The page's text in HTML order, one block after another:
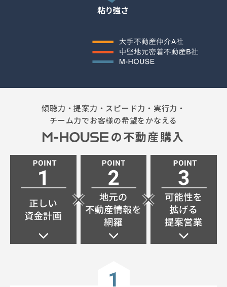
傾聴力・提案力・スピード力・実行力・
チーム力でお客様の希望をかなえる
の不動産購入
1